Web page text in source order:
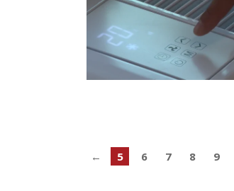
← 5 6 7 8 9